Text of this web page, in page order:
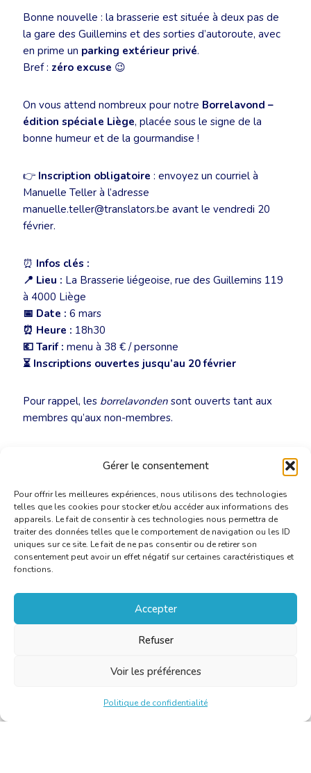
Gérer le consentement
Pour offrir les meilleures expériences, nous utilisons des technologies
telles que les cookies pour stocker et/ou accéder aux informations des
appareils. Le fait de consentir à ces technologies nous permettra de
traiter des données telles que le comportement de navigation ou les ID
uniques sur ce site. Le fait de ne pas consentir ou de retirer son
consentement peut avoir un effet négatif sur certaines caractéristiques et
fonctions.
Accepter
Refuser
Voir les préférences
Politique de confidentialité
Bonne nouvelle : la brasserie est située à deux pas de
la gare des Guillemins et des sorties d’autoroute, avec
en prime un parking extérieur privé.
Bref : zéro excuse 😉
On vous attend nombreux pour notre Borrelavond –
édition spéciale Liège, placée sous le signe de la
bonne humeur et de la gourmandise !
👉 Inscription obligatoire : envoyez un courriel à
Manuelle Teller à l’adresse
manuelle.teller@translators.be avant le vendredi 20
février.
⏰ Infos clés :
📍 Lieu : La Brasserie liégeoise, rue des Guillemins 119
à 4000 Liège
📅 Date : 6 mars
⏰ Heure : 18h30
💶 Tarif : menu à 38 € / personne
⏳ Inscriptions ouvertes jusqu’au 20 février
Pour rappel, les borrelavonden sont ouverts tant aux
membres qu’aux non-membres.